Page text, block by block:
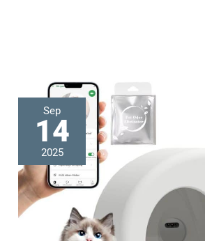
Sep
14
2025
de
litière
autonettoyante
électrique
:
caméra
capteurs